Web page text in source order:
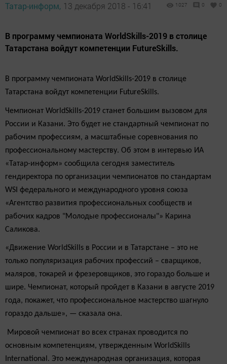
Татар-информ, 13 декабря 2018 - 16:41 1027 0 0
В программу чемпионата WorldSkills-2019 в столице
Татарстана войдут компетенции FutureSkills.
В программу чемпионата WorldSkills-2019 в столице
Татарстана войдут компетенции FutureSkills.
Чемпионат WorldSkills-2019 станет большим вызовом для
России и Казани. Это будет не стандартный чемпионат по
рабочим профессиям, а масштабные соревнования по
профессиональному мастерству. Об этом в интервью ИА
«Татар-информ» сообщила сегодня заместитель
гендиректора по организации чемпионатов по стандартам
WSI федерального и международного уровня союза
«Агентство развития профессиональных сообществ и
рабочих кадров "Молодые профессионалы"» Карина
Саликова.
«Движение WorldSkills в России и в Татарстане – это не
только популяризация рабочих профессий – сварщиков,
маляров, токарей и фрезеровщиков, это гораздо больше и
шире. Чемпионат, который пройдет в Казани в августе 2019
года, покажет, что профессиональное мастерство шагнуло
гораздо дальше», — сказала она.
Мировой чемпионат во всех странах проводится по
основным компетенциям, утвержденным WorldSkills
International. Это международная организация, которая